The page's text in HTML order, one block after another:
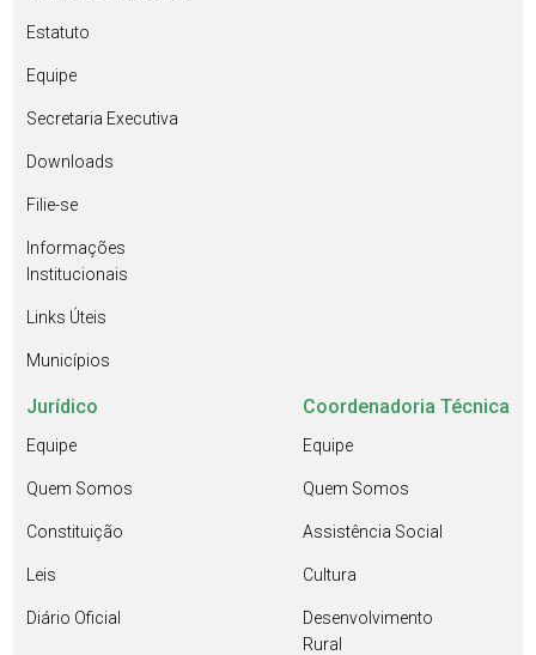
Estatuto
Equipe
Secretaria Executiva
Downloads
Filie-se
Informações
Institucionais
Links Úteis
Municípios
Jurídico
Equipe
Quem Somos
Constituição
Leis
Diário Oficial
Coordenadoria Técnica
Equipe
Quem Somos
Assistência Social
Cultura
Desenvolvimento
Rural